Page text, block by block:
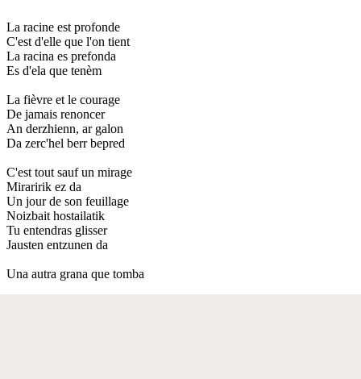
La racine est profonde
C'est d'elle que l'on tient
La racina es prefonda
Es d'ela que tenèm
La fièvre et le courage
De jamais renoncer
An derzhienn, ar galon
Da zerc'hel berr bepred
C'est tout sauf un mirage
Miraririk ez da
Un jour de son feuillage
Noizbait hostailatik
Tu entendras glisser
Jausten entzunen da
Una autra grana que tomba